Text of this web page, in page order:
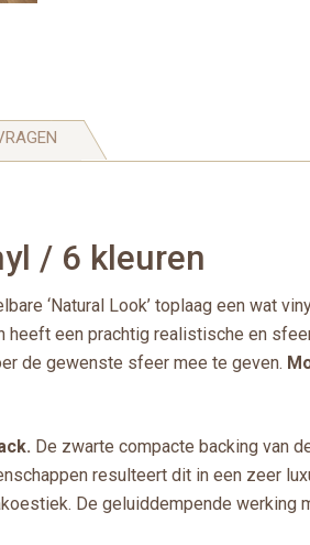
/ 6 kleuren
‘Natural Look’ toplaag een wat
heeft een prachtig realistische en
de gewenste sfeer mee te geven.
De zwarte compacte backing van
resulteert dit in een zeer
De geluiddempende